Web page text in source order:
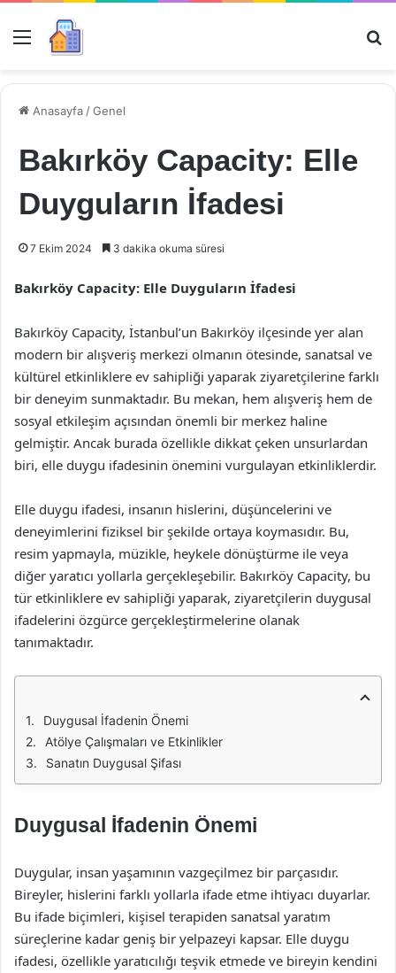
Menü
Anasayfa /Genel
Bakırköy Capacity: Elle
Duyguların İfadesi
7 Ekim 2024 3 dakika okuma süresi
Bakırköy Capacity: Elle Duyguların İfadesi
Bakırköy Capacity, İstanbul’un Bakırköy ilçesinde yer alan
modern bir alışveriş merkezi olmanın ötesinde, sanatsal ve
kültürel etkinliklere ev sahipliği yaparak ziyaretçilerine farklı
bir deneyim sunmaktadır. Bu mekan, hem alışveriş hem de
sosyal etkileşim açısından önemli bir merkez haline
gelmiştir. Ancak burada özellikle dikkat çeken unsurlardan
biri, elle duygu ifadesinin önemini vurgulayan etkinliklerdir.
Elle duygu ifadesi, insanın hislerini, düşüncelerini ve
deneyimlerini fiziksel bir şekilde ortaya koymasıdır. Bu,
resim yapmayla, müzikle, heykele dönüştürme ile veya
diğer yaratıcı yollarla gerçekleşebilir. Bakırköy Capacity, bu
tür etkinliklere ev sahipliği yaparak, ziyaretçilerin duygusal
ifadelerini özgürce gerçekleştirmelerine olanak
tanımaktadır.
Duygusal İfadenin Önemi
Atölye Çalışmaları ve Etkinlikler
Sanatın Duygusal Şifası
Duygusal İfadenin Önemi
Duygular, insan yaşamının vazgeçilmez bir parçasıdır.
Bireyler, hislerini farklı yollarla ifade etme ihtiyacı duyarlar.
Bu ifade biçimleri, kişisel terapiden sanatsal yaratım
süreçlerine kadar geniş bir yelpazeyi kapsar. Elle duygu
ifadesi, özellikle yaratıcılığı teşvik etmede ve bireyin kendini